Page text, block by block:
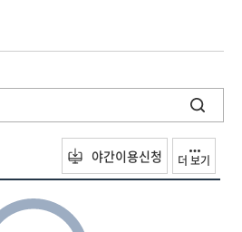
야간이용신청 더 보기